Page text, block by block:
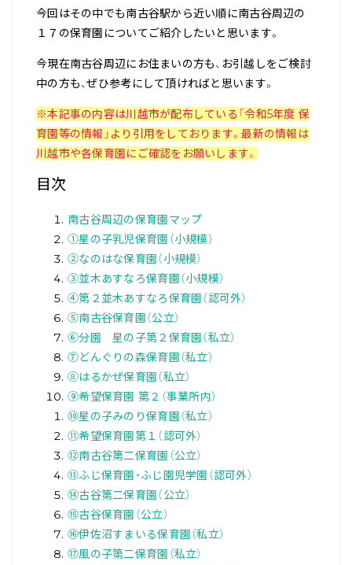
今回はその中でも南古谷駅から近い順に南古谷周辺の
１７の保育園についてご紹介したいと思います。
今現在南古谷周辺にお住まいの方も、お引越しをご検討
中の方も、ぜひ参考にして頂ければと思います。
※本記事の内容は川越市が配布している「令和5年度 保
育園等の情報 」より引用をしております。最新の情報は
川越市や各保育園にご確認をお願いします。
目次
南古谷周辺の保育園マップ
①星の子乳児保育園（小規模）
②なのはな保育園（小規模）
③並木あすなろ保育園（小規模）
④第２並木あすなろ保育園（認可外）
⑤南古谷保育園（公立）
⑥分園 星の子第２保育園（私立）
⑦どんぐりの森保育園（私立）
⑧はるかぜ保育園（私立）
⑨希望保育園 第２（事業所内）
⑩星の子みのり保育園（私立）
⑪希望保育園第１（認可外）
⑫南古谷第二保育園（公立）
⑬ふじ保育園・ふじ園児学園（認可外）
⑭古谷第二保育園（公立）
⑮古谷保育園（公立）
⑯伊佐沼すまいる保育園（私立）
⑰風の子第二保育園（私立）